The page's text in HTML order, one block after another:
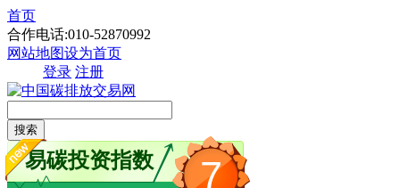
首页
合作电话:010-52870992
网站地图设为首页
登录 注册
搜索
7
易碳投资指数